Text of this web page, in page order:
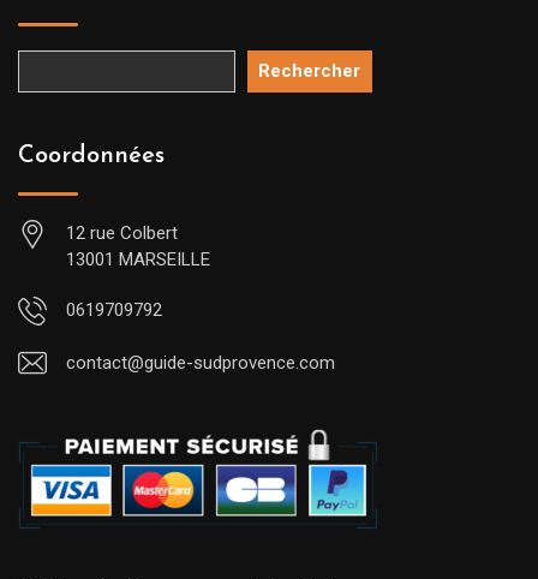
Rechercher
Coordonnées
12 rue Colbert
13001 MARSEILLE
0619709792
contact@guide-sudprovence.com